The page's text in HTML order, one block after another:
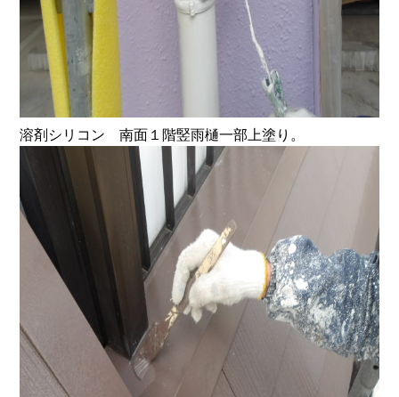
溶剤シリコン 南面１階竪雨樋一部上塗り。